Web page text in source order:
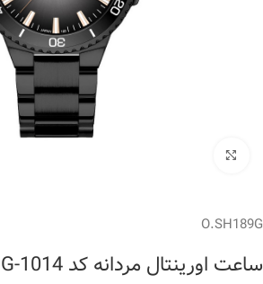
O.SH189G
ساعت اورینتال مردانه کد O.SH189G-1014